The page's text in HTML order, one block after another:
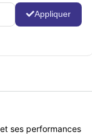
Appliquer
ses performances